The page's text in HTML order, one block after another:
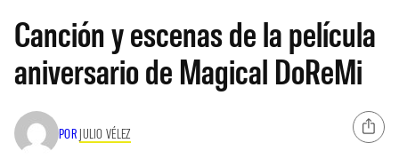
Canción y escenas de la película
aniversario de Magical DoReMi
POR JULIO VÉLEZ